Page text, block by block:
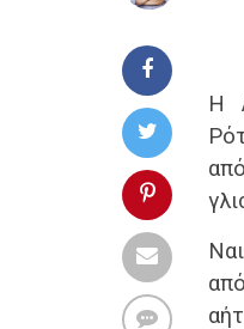
Η